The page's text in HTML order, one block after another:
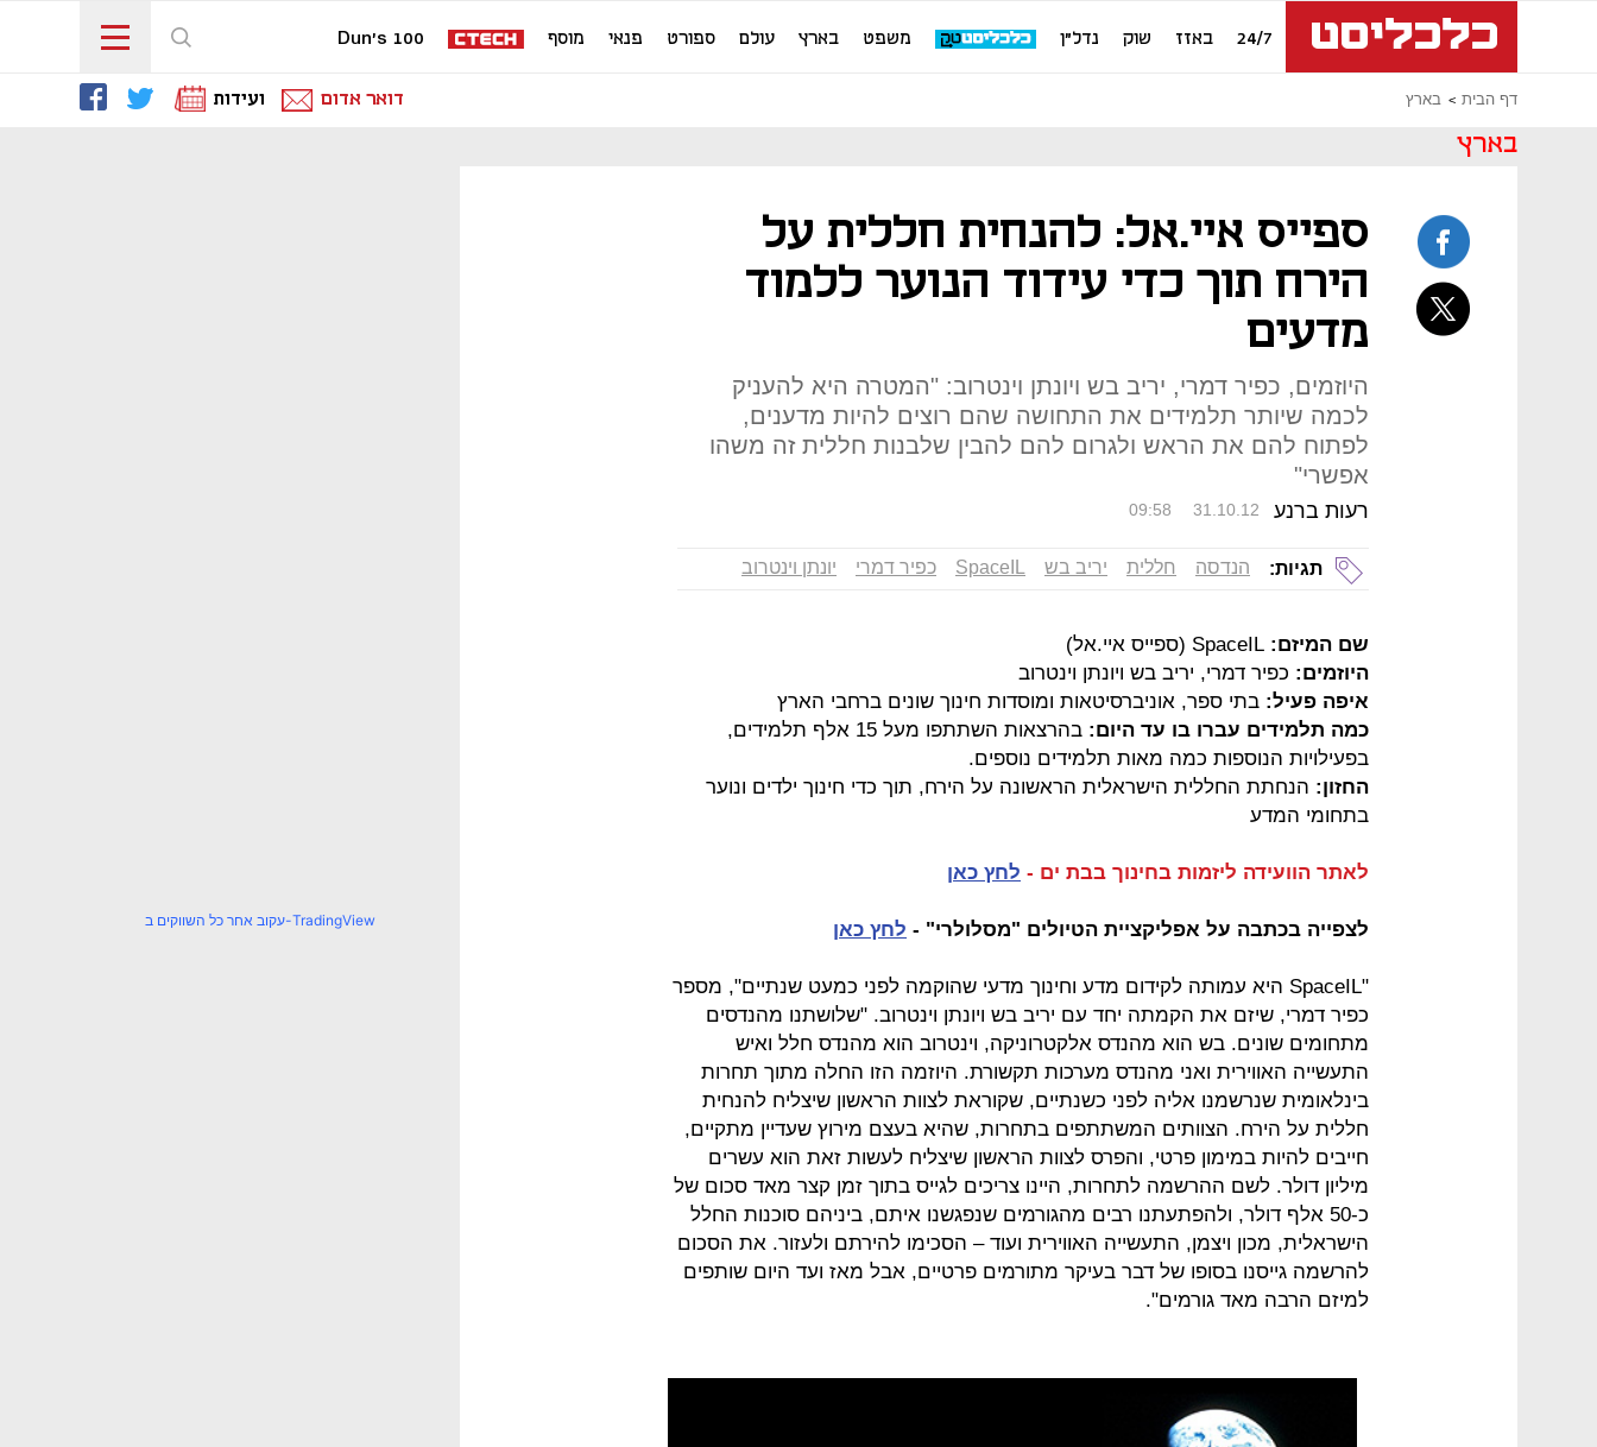
24/7 באזז שוק נדל"ן משפט בארץ עולם ספורט פנאי מוסף Dun's 100
דף הבית בארץ דואר אדום ועידות
בארץ
ספייס איי.אל: להנחית חללית על
הירח תוך כדי עידוד הנוער ללמוד
מדעים
היוזמים, כפיר דמרי, יריב בש ויונתן וינטרוב: "המטרה היא להעניק
לכמה שיותר תלמידים את התחושה שהם רוצים להיות מדענים,
לפתוח להם את הראש ולגרום להם להבין שלבנות חללית זה משהו
אפשרי"
רעות ברנע 09:58 31.10.12
תגיות: הנדסה חללית יריב בש SpaceIL כפיר דמרי יונתן וינטרוב
שם המיזם:
היוזמים: כפיר דמרי, יריב בש ויונתן וינטרוב
איפה פעיל: בתי ספר, אוניברסיטאות ומוסדות חינוך שונים ברחבי הארץ
כמה תלמידים עברו בו עד היום:
בהרצאות השתתפו מעל 15 אלף תלמידים,
בפעילויות הנוספות כמה מאות תלמידים נוספים.
החזון: הנחתת החללית הישראלית הראשונה על הירח, תוך כדי חינוך ילדים ונוער
בתחומי המדע
לאתר הוועידה ליזמות בחינוך בבת ים - לחץ כאן
לצפייה בכתבה על אפליקציית הטיולים "מסלולרי" - לחץ כאן
"SpaceIL היא עמותה לקידום מדע וחינוך מדעי שהוקמה לפני כמעט שנתיים", מספר
כפיר דמרי, שיזם את הקמתה יחד עם יריב בש ויונתן וינטרוב. "שלושתנו מהנדסים
מתחומים שונים. בש הוא מהנדס אלקטרוניקה, וינטרוב הוא מהנדס חלל ואיש
התעשייה האווירית ואני מהנדס מערכות תקשורת. היוזמה הזו החלה מתוך תחרות
בינלאומית שנרשמנו אליה לפני כשנתיים, שקוראת לצוות הראשון שיצליח להנחית
חללית על הירח. הצוותים המשתתפים בתחרות, שהיא בעצם מירוץ שעדיין מתקיים,
חייבים להיות במימון פרטי, והפרס לצוות הראשון שיצליח לעשות זאת הוא עשרים
מיליון דולר. לשם ההרשמה לתחרות, היינו צריכים לגייס בתוך זמן קצר מאד סכום של
כ-50 אלף דולר, ולהפתעתנו רבים מהגורמים שנפגשנו איתם, ביניהם סוכנות החלל
הישראלית, מכון ויצמן, התעשייה האווירית ועוד – הסכימו להירתם ולעזור. את הסכום
להרשמה גייסנו בסופו של דבר בעיקר מתורמים פרטיים, אבל מאז ועד היום שותפים
למיזם הרבה מאד גורמים".
עקוב אחר כל השווקים ב-TradingView